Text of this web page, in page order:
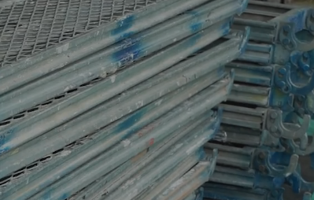
防水工事
茨木市の外壁塗装
豊中市の外壁塗装
吹田市の外壁塗装